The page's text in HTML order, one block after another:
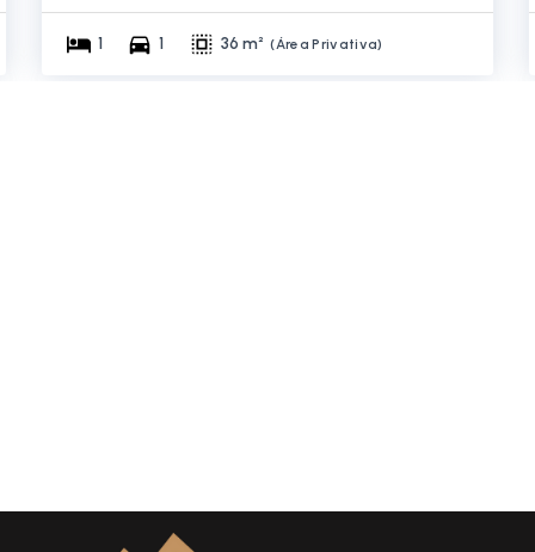
1 1 36 m² (Área Privativa)